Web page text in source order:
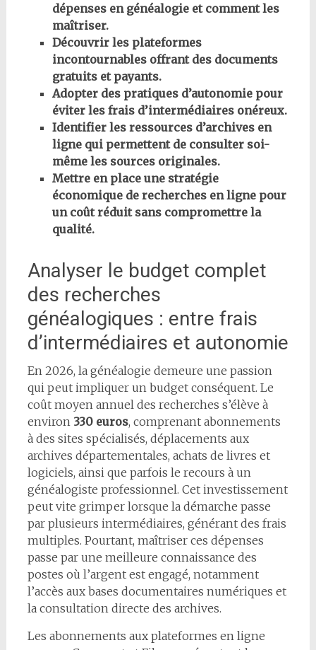
dépenses en généalogie et comment les
maîtriser.
Découvrir les plateformes
incontournables offrant des documents
gratuits et payants.
Adopter des pratiques d’autonomie pour
éviter les frais d’intermédiaires onéreux.
Identifier les ressources d’archives en
ligne qui permettent de consulter soi-
même les sources originales.
Mettre en place une stratégie
économique de recherches en ligne pour
un coût réduit sans compromettre la
qualité.
Analyser le budget complet
des recherches
généalogiques : entre frais
d’intermédiaires et autonomie
En 2026, la généalogie demeure une passion
qui peut impliquer un budget conséquent. Le
coût moyen annuel des recherches s’élève à
environ 330 euros, comprenant abonnements
à des sites spécialisés, déplacements aux
archives départementales, achats de livres et
logiciels, ainsi que parfois le recours à un
généalogiste professionnel. Cet investissement
peut vite grimper lorsque la démarche passe
par plusieurs intermédiaires, générant des frais
multiples. Pourtant, maîtriser ces dépenses
passe par une meilleure connaissance des
postes où l’argent est engagé, notamment
l’accès aux bases documentaires numériques et
la consultation directe des archives.
Les abonnements aux plateformes en ligne